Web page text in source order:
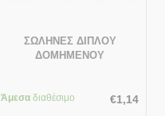
ΣΩΛΗΝΕΣ ΔΙΠΛΟΥ
ΔΟΜΗΜΕΝΟΥ
32/23.8
Άμεσα διαθέσιμο €1,14